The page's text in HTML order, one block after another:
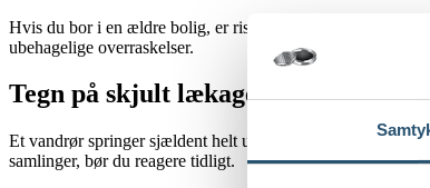
Hvis du bor i en ældre bolig, er risikoen ofte højere, fordi
ubehagelige overraskelser.
Tegn på skjult lækage og
Et vandrør springer sjældent helt uden varsel. Mange
samlinger, bør du reagere tidligt.